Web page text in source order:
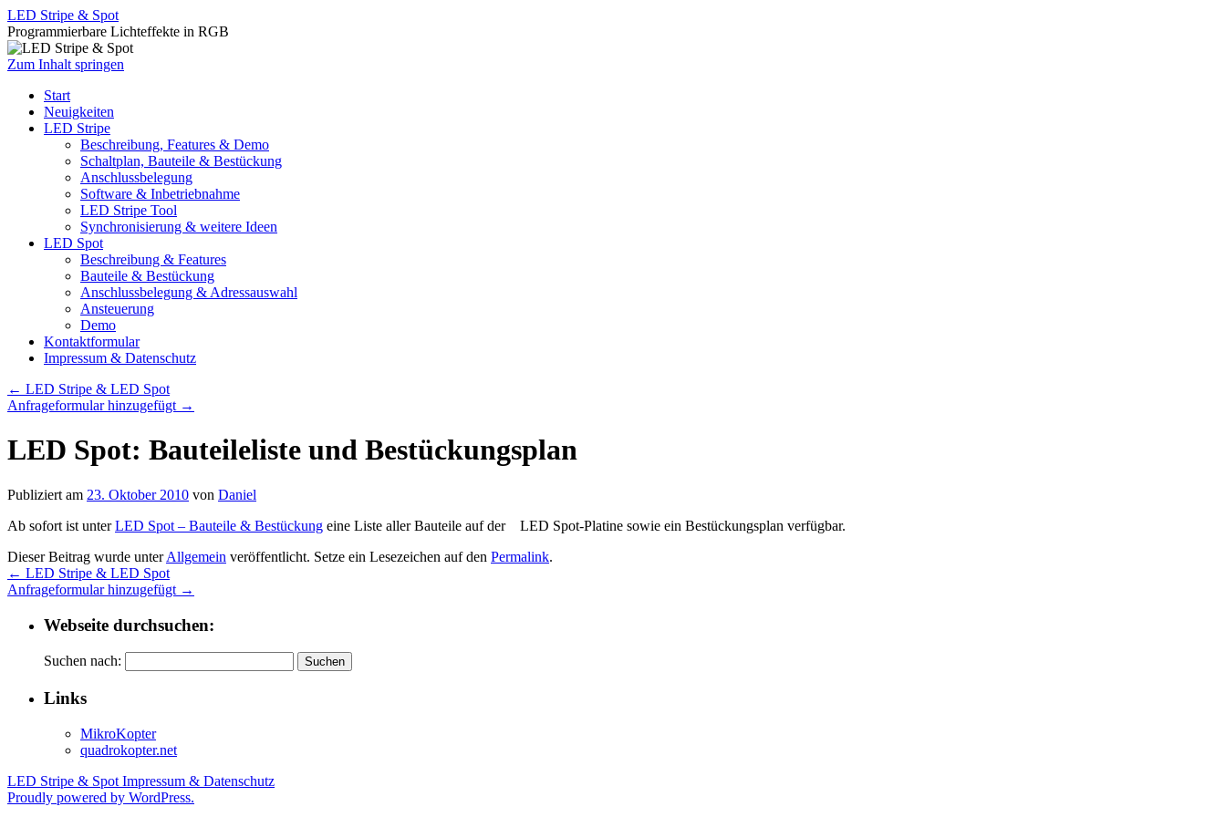
LED Stripe & Spot
Programmierbare Lichteffekte in RGB
Zum Inhalt springen
Start
Neuigkeiten
LED Stripe
Beschreibung, Features & Demo
Schaltplan, Bauteile & Bestückung
Anschlussbelegung
Software & Inbetriebnahme
LED Stripe Tool
Synchronisierung & weitere Ideen
LED Spot
Beschreibung & Features
Bauteile & Bestückung
Anschlussbelegung & Adressauswahl
Ansteuerung
Demo
Kontaktformular
Impressum & Datenschutz
← LED Stripe & LED Spot
Anfrageformular hinzugefügt →
LED Spot: Bauteileliste und Bestückungsplan
Publiziert am 23. Oktober 2010 von Daniel
Ab sofort ist unterLED Spot – Bauteile & Bestückung eine Liste aller Bauteile auf der LED Spot-Platine sowie ein Bestückungsplan verfügbar.
Dieser Beitrag wurde unterAllgemein veröffentlicht. Setze ein Lesezeichen auf den Permalink.
← LED Stripe & LED Spot
Anfrageformular hinzugefügt →
Webseite durchsuchen:
Suchen nach:
Links
MikroKopter
quadrokopter.net
LED Stripe & Spot Impressum & Datenschutz
Proudly powered by WordPress.